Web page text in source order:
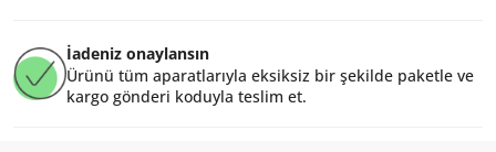
İadeniz onaylansın
Ürünü tüm aparatlarıyla eksiksiz bir şekilde paketle ve
kargo gönderi koduyla teslim et.